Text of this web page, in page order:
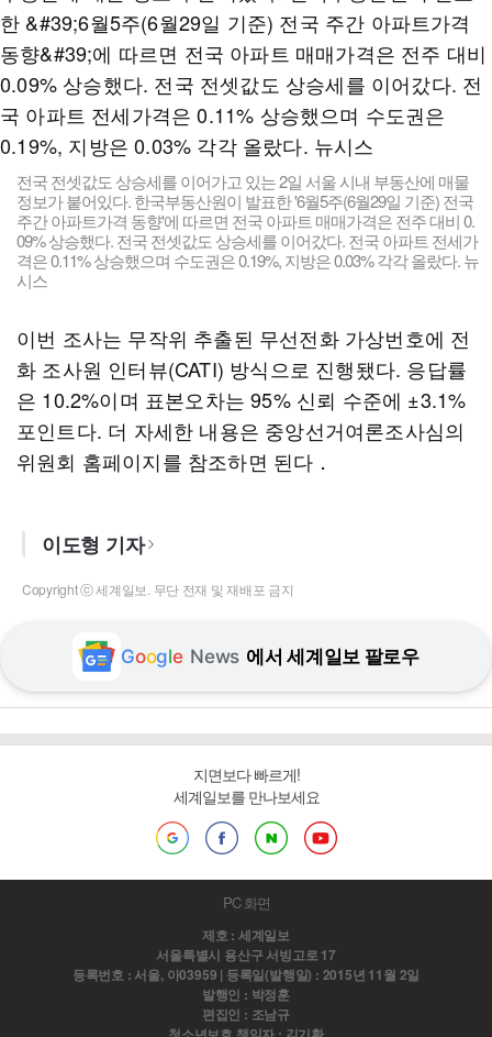
전국 전셋값도 상승세를 이어가고 있는 2일 서울 시내 부동산에 매물
정보가 붙어있다. 한국부동산원이 발표한 '6월5주(6월29일 기준) 전국
주간 아파트가격 동향'에 따르면 전국 아파트 매매가격은 전주 대비 0.
09% 상승했다. 전국 전셋값도 상승세를 이어갔다. 전국 아파트 전세가
격은 0.11% 상승했으며 수도권은 0.19%, 지방은 0.03% 각각 올랐다. 뉴
시스
이번 조사는 무작위 추출된 무선전화 가상번호에 전
화 조사원 인터뷰(CATI) 방식으로 진행됐다. 응답률
은 10.2%이며 표본오차는 95% 신뢰 수준에 ±3.1%
포인트다. 더 자세한 내용은 중앙선거여론조사심의
위원회 홈페이지를 참조하면 된다．
이도형 기자
Copyright ⓒ 세계일보. 무단 전재 및 재배포 금지
Google News 에서 세계일보 팔로우
지면보다 빠르게!
세계일보를 만나보세요
PC 화면
제호 : 세계일보
서울특별시 용산구 서빙고로 17
등록번호 : 서울, 아03959 | 등록일(발행일) : 2015년 11월 2일
발행인 : 박정훈
편집인 : 조남규